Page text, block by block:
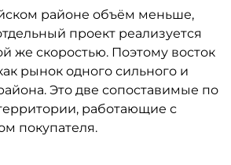
районе объём меньше,
проект реализуется
же скоростью. Поэтому восток
рынок одного сильного и
Это две сопоставимые по
работающие с
покупателя.